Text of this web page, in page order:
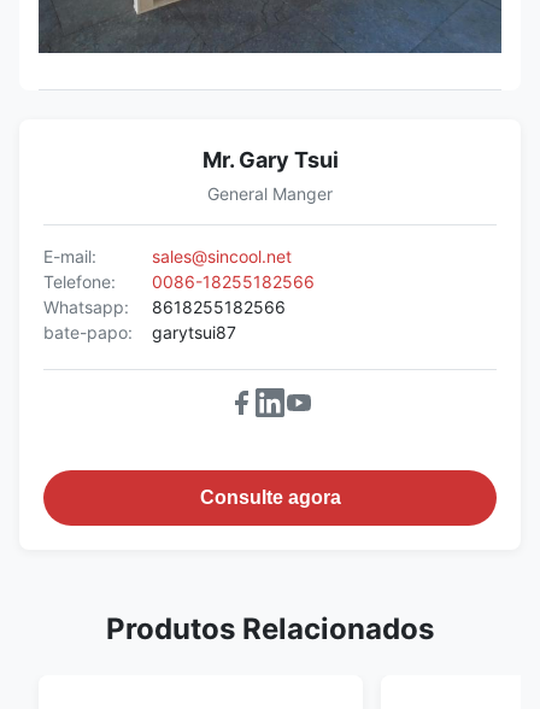
Mr. Gary Tsui
General Manger
E-mail:
sales@sincool.net
Telefone:
0086-18255182566
Whatsapp:
8618255182566
bate-papo:
garytsui87
Consulte agora
Produtos Relacionados